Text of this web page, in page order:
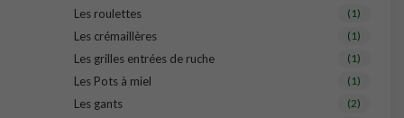
Les roulettes (1)
Les crémaillères (1)
Les grilles entrées de ruche (1)
Les Pots à miel (1)
Les gants (2)